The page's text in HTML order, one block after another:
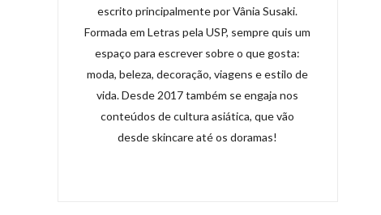
escrito principalmente por Vânia Susaki.
Formada em Letras pela USP, sempre quis um
espaço para escrever sobre o que gosta:
moda, beleza, decoração, viagens e estilo de
vida. Desde 2017 também se engaja nos
conteúdos de cultura asiática, que vão
desde skincare até os doramas!